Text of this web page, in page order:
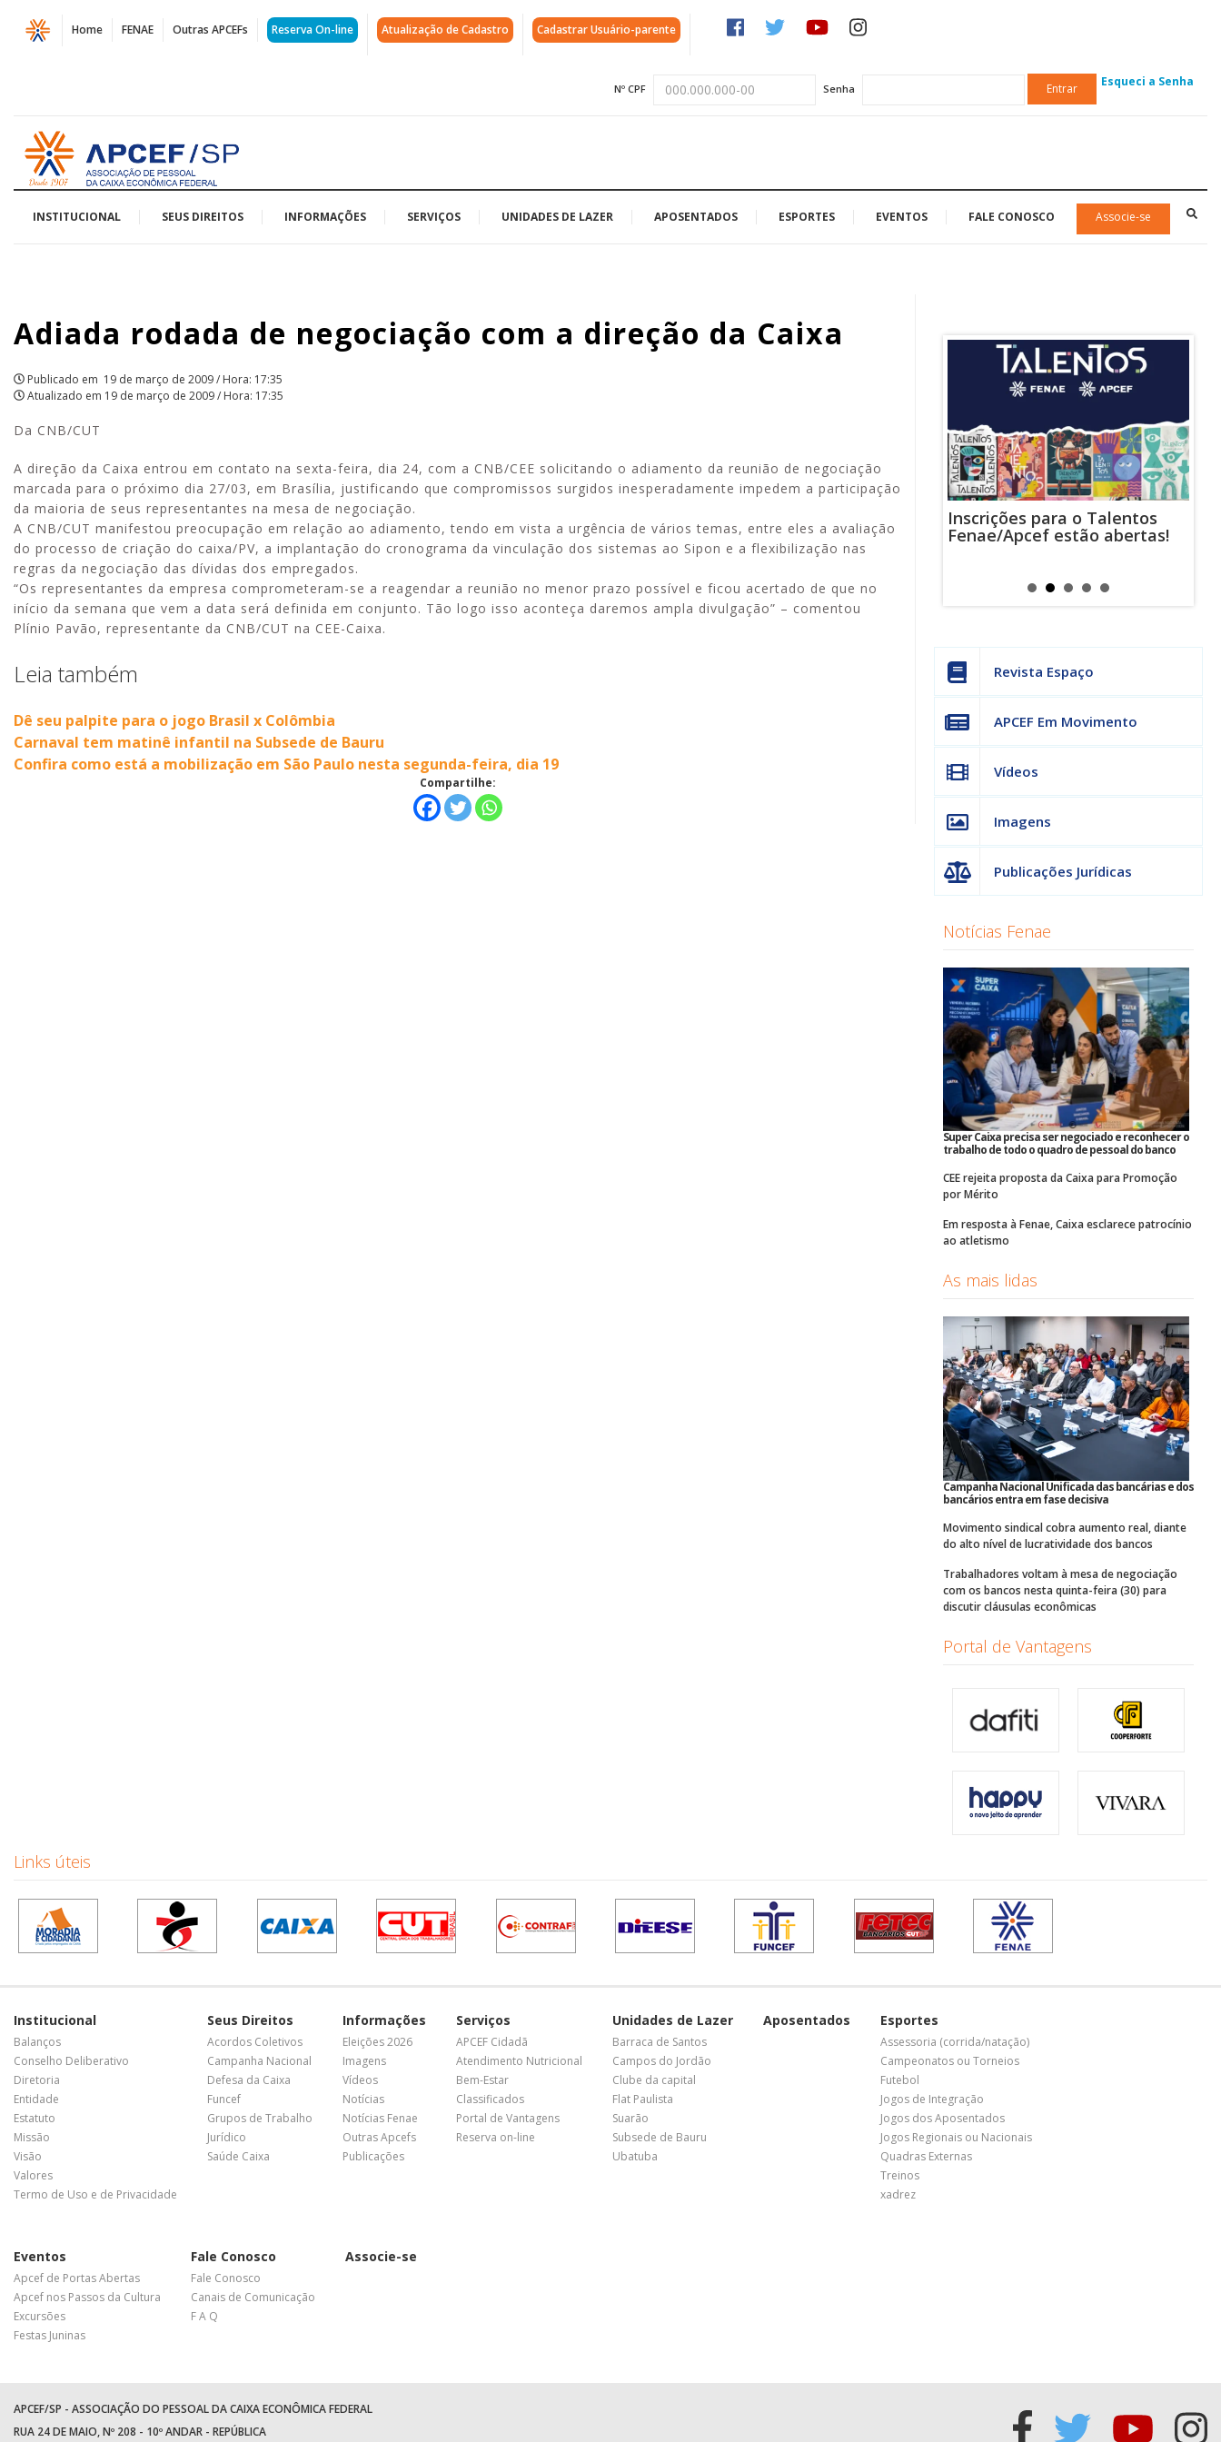
Página
Adiada
de
negociação
com
Caixa
|
APCEF/SP
Home FENAE Outras APCEFs Reserva On-line Atualização de Cadastro Cadastrar Usuário-parente
Nº CPF Senha Entrar Esqueci a Senha
Acessar
página
inicial
INSTITUCIONAL SEUS DIREITOS INFORMAÇÕES SERVIÇOS UNIDADES DE LAZER APOSENTADOS ESPORTES EVENTOS FALE CONOSCO Associe-se
Adiada rodada de negociação com a direção da Caixa
Publicado em 19 de março de 2009 / Hora: 17:35
Atualizado em 19 de março de 2009 / Hora: 17:35
Da CNB/CUT
A direção da Caixa entrou em contato na sexta-feira, dia 24, com a CNB/CEE solicitando o adiamento da reunião de negociação
marcada para o próximo dia 27/03, em Brasília, justificando que compromissos surgidos inesperadamente impedem a participação
da maioria de seus representantes na mesa de negociação.
A CNB/CUT manifestou preocupação em relação ao adiamento, tendo em vista a urgência de vários temas, entre eles a avaliação
do processo de criação do caixa/PV, a implantação do cronograma da vinculação dos sistemas ao Sipon e a flexibilização nas
regras da negociação das dívidas dos empregados.
“Os representantes da empresa comprometeram-se a reagendar a reunião no menor prazo possível e ficou acertado de que no
início da semana que vem a data será definida em conjunto. Tão logo isso aconteça daremos ampla divulgação” – comentou
Plínio Pavão, representante da CNB/CUT na CEE-Caixa.
Leia também
Dê seu palpite para o jogo Brasil x Colômbia
Carnaval tem matinê infantil na Subsede de Bauru
Confira como está a mobilização em São Paulo nesta segunda-feira, dia 19
Compartilhe:
Aproveite a parceria da Apcef
com o Sesi e invista em saúde
e momentos de lazer!
Alerta: golpistas usam
WhatsApp e e-mail para
enviar falsas mensagens
Inscrições para o Talentos
Fenae/Apcef estão abertas!
Revista Espaço
APCEF Em Movimento
Vídeos
Imagens
Publicações Jurídicas
Notícias Fenae
Super Caixa precisa ser negociado e reconhecer o
trabalho de todo o quadro de pessoal do banco
CEE rejeita proposta da Caixa para Promoção
por Mérito
Em resposta à Fenae, Caixa esclarece patrocínio
ao atletismo
As mais lidas
Campanha Nacional Unificada das bancárias e dos
bancários entra em fase decisiva
Movimento sindical cobra aumento real, diante
do alto nível de lucratividade dos bancos
Trabalhadores voltam à mesa de negociação
com os bancos nesta quinta-feira (30) para
discutir cláusulas econômicas
Portal de Vantagens
Links úteis
Institucional
Balanços
Conselho Deliberativo
Diretoria
Entidade
Estatuto
Missão
Visão
Valores
Termo de Uso e de Privacidade
Seus Direitos
Acordos Coletivos
Campanha Nacional
Defesa da Caixa
Funcef
Grupos de Trabalho
Jurídico
Saúde Caixa
Informações
Eleições 2026
Imagens
Vídeos
Notícias
Notícias Fenae
Outras Apcefs
Publicações
Serviços
APCEF Cidadã
Atendimento Nutricional
Bem-Estar
Classificados
Portal de Vantagens
Reserva on-line
Unidades de Lazer
Barraca de Santos
Campos do Jordão
Clube da capital
Flat Paulista
Suarão
Subsede de Bauru
Ubatuba
Aposentados Esportes
Assessoria (corrida/natação)
Campeonatos ou Torneios
Futebol
Jogos de Integração
Jogos dos Aposentados
Jogos Regionais ou Nacionais
Quadras Externas
Treinos
xadrez
Eventos
Apcef de Portas Abertas
Apcef nos Passos da Cultura
Excursões
Festas Juninas
Fale Conosco
Fale Conosco
Canais de Comunicação
F A Q
Associe-se
APCEF/SP - ASSOCIAÇÃO DO PESSOAL DA CAIXA ECONÔMICA FEDERAL
RUA 24 DE MAIO, Nº 208 - 10º ANDAR - REPÚBLICA
Acessar
Acessar